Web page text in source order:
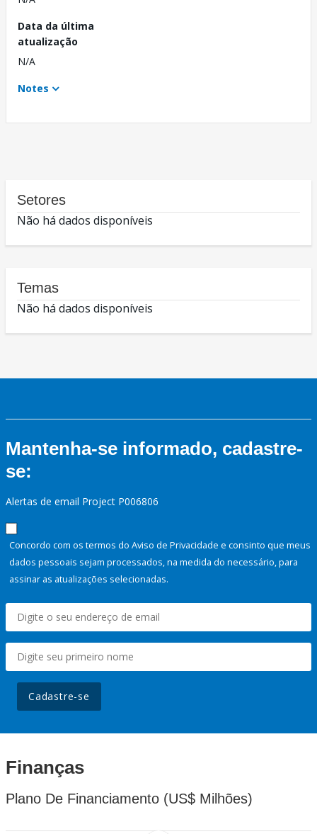
Data da última
atualização
N/A
Notes
Setores
Não há dados disponíveis
Temas
Não há dados disponíveis
Mantenha-se informado, cadastre-
se:
Alertas de email Project P006806
Concordo com os termos do Aviso de Privacidade e consinto que meus
dados pessoais sejam processados, na medida do necessário, para
assinar as atualizações selecionadas.
Cadastre-se
Finanças
Plano De Financiamento (US$ Milhões)